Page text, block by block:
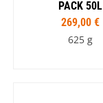
PACK 50L
269,00 €
625 g